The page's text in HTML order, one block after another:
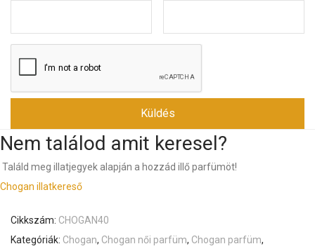
Nem találod amit keresel?
Találd meg illatjegyek alapján a hozzád illő parfümöt!
Chogan illatkereső
Cikkszám: CHOGAN40
Kategóriák: Chogan, Chogan női parfüm, Chogan parfüm,